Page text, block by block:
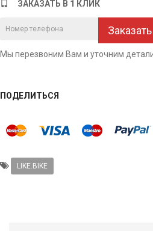
ЗАКАЗАТЬ В 1 КЛИК
Заказать
Мы перезвоним Вам и уточним
ПОДЕЛИТЬСЯ
LIKE.BIKE